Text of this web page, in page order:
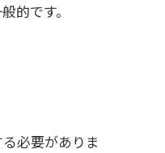
的です。
必要がありま